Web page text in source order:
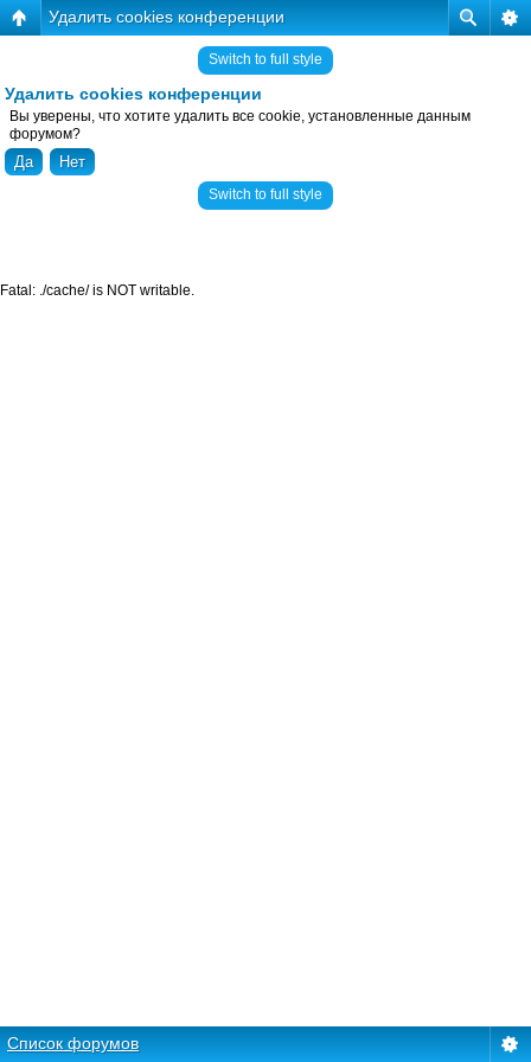
Удалить cookies конференции
Switch to full style
Удалить cookies конференции
Вы уверены, что хотите удалить все cookie, установленные данным
форумом?
Switch to full style
Список форумов
Fatal: ./cache/ is NOT writable.